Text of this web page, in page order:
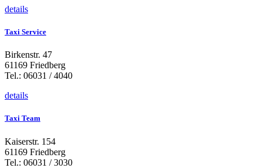
details
Taxi Service
Birkenstr. 47
61169 Friedberg
Tel.: 06031 / 4040
details
Taxi Team
Kaiserstr. 154
61169 Friedberg
Tel.: 06031 / 3030